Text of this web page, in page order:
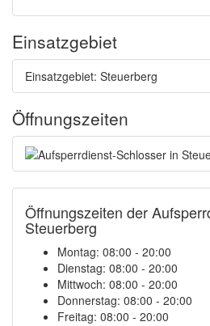
Einsatzgebiet
Einsatzgebiet: Steuerberg
Öffnungszeiten
Öffnungszeiten der
Steuerberg
Montag: 08:00 - 20:00
Dienstag: 08:00 - 20:00
Mittwoch: 08:00 - 20:00
Donnerstag: 08:00 - 20:00
Freitag: 08:00 - 20:00